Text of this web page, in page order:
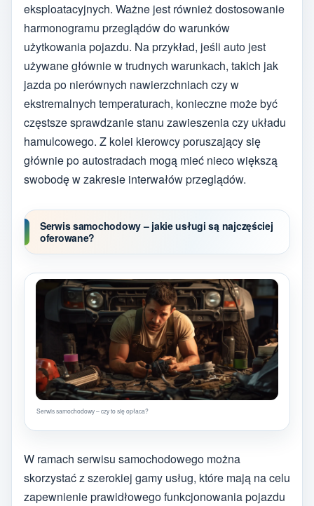
eksploatacyjnych. Ważne jest również dostosowanie
harmonogramu przeglądów do warunków
użytkowania pojazdu. Na przykład, jeśli auto jest
używane głównie w trudnych warunkach, takich jak
jazda po nierównych nawierzchniach czy w
ekstremalnych temperaturach, konieczne może być
częstsze sprawdzanie stanu zawieszenia czy układu
hamulcowego. Z kolei kierowcy poruszający się
głównie po autostradach mogą mieć nieco większą
swobodę w zakresie interwałów przeglądów.
Serwis samochodowy – jakie usługi są najczęściej
oferowane?
Serwis samochodowy – czy to się opłaca?
W ramach serwisu samochodowego można
skorzystać z szerokiej gamy usług, które mają na celu
zapewnienie prawidłowego funkcjonowania pojazdu